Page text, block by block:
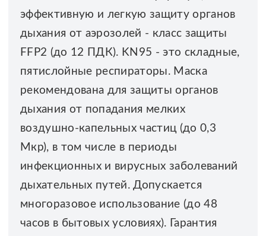
эффективную и легкую защиту органов
дыхания от аэрозолей - класс защиты
FFP2 (до 12 ПДК). KN95 - это складные,
пятислойные респираторы. Маска
рекомендована для защиты органов
дыхания от попадания мелких
воздушно-капельных частиц (до 0,3
Мкр), в том числе в периоды
инфекционных и вирусных заболеваний
дыхательных путей. Допускается
многоразовое использование (до 48
часов в бытовых условиях). Гарантия